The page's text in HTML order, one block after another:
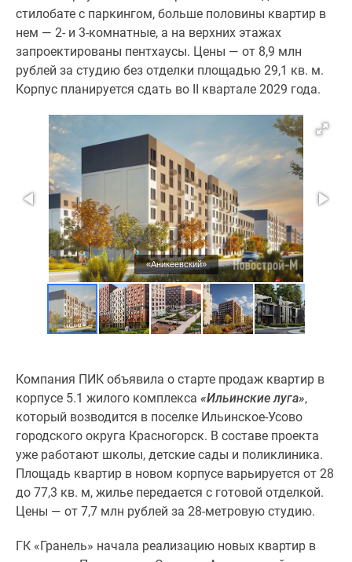
стилобате с паркингом, больше половины квартир в
нем — 2- и 3-комнатные, а на верхних этажах
запроектированы пентхаусы. Цены — от 8,9 млн
рублей за студию без отделки площадью 29,1 кв. м.
Корпус планируется сдать во II квартале 2029 года.
«Аникеевский»
Компания ПИК объявила о старте продаж квартир в
корпусе 5.1 жилого комплекса «Ильинские луга»,
который возводится в поселке Ильинское-Усово
городского округа Красногорск. В составе проекта
уже работают школы, детские сады и поликлиника.
Площадь квартир в новом корпусе варьируется от 28
до 77,3 кв. м, жилье передается с готовой отделкой.
Цены — от 7,7 млн рублей за 28-метровую студию.
ГК «Гранель» начала реализацию новых квартир в